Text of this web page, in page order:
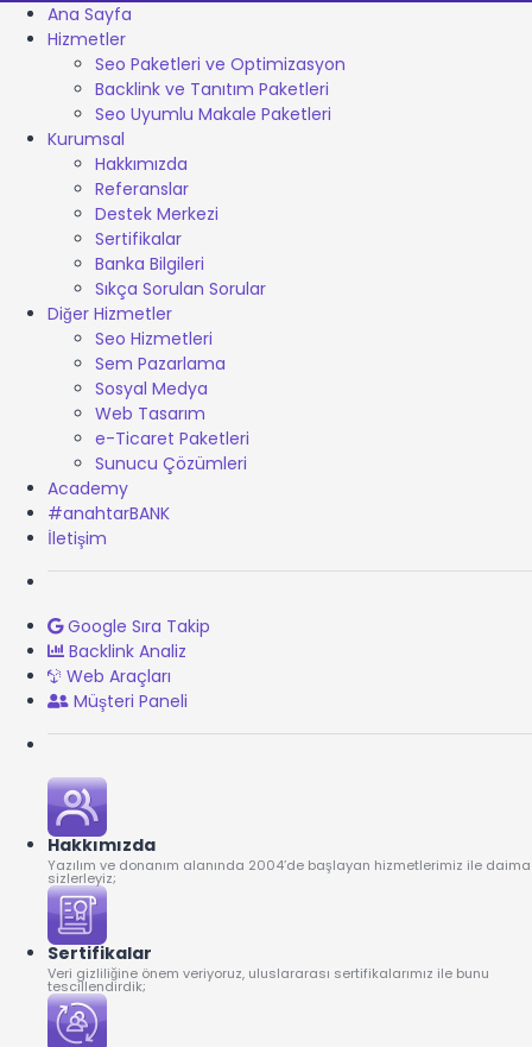
Ana Sayfa
Hizmetler
Seo Paketleri ve Optimizasyon
Backlink ve Tanıtım Paketleri
Seo Uyumlu Makale Paketleri
Kurumsal
Hakkımızda
Referanslar
Destek Merkezi
Sertifikalar
Banka Bilgileri
Sıkça Sorulan Sorular
Diğer Hizmetler
Seo Hizmetleri
Sem Pazarlama
Sosyal Medya
Web Tasarım
e-Ticaret Paketleri
Sunucu Çözümleri
Academy
#anahtarBANK
İletişim
Google Sıra Takip
Backlink Analiz
Web Araçları
Müşteri Paneli
Hakkımızda
Yazılım ve donanım alanında 2004’de başlayan hizmetlerimiz ile daima
sizlerleyiz;
Sertifikalar
Veri gizliliğine önem veriyoruz, uluslararası sertifikalarımız ile bunu
tescillendirdik;